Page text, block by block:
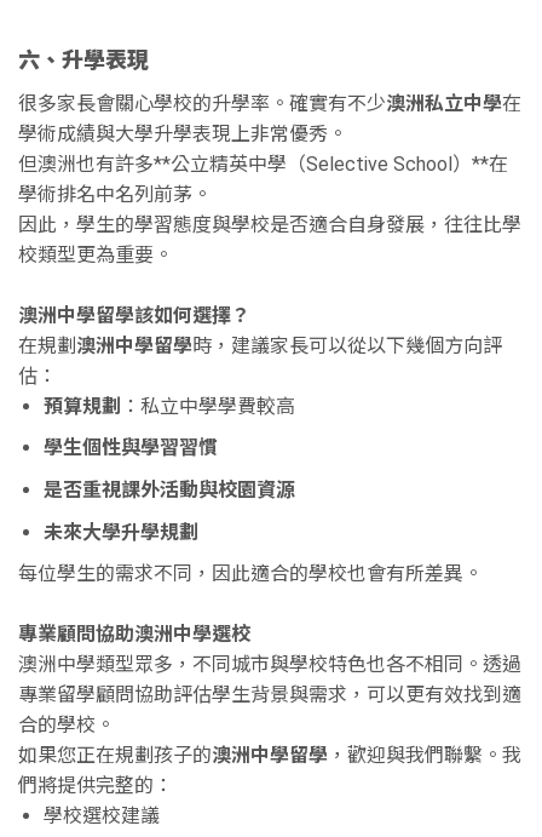
六、升學表現
很多家長會關心學校的升學率。確實有不少澳洲私立中學在
學術成績與大學升學表現上非常優秀。
但澳洲也有許多**公立精英中學（Selective School）**在
學術排名中名列前茅。
因此，學生的學習態度與學校是否適合自身發展，往往比學
校類型更為重要。
澳洲中學留學該如何選擇？
在規劃 澳洲中學留學時，建議家長可以從以下幾個方向評
估：
預算規劃 ：私立中學學費較高
學生個性與學習習慣
是否重視課外活動與校園資源
未來大學升學規劃
每位學生的需求不同，因此適合的學校也會有所差異。
專業顧問協助澳洲中學選校
澳洲中學類型眾多，不同城市與學校特色也各不相同。透過
專業留學顧問協助評估學生背景與需求，可以更有效找到適
合的學校。
如果您正在規劃孩子的澳洲中學留學 ，歡迎與我們聯繫。我
們將提供完整的：
學校選校建議